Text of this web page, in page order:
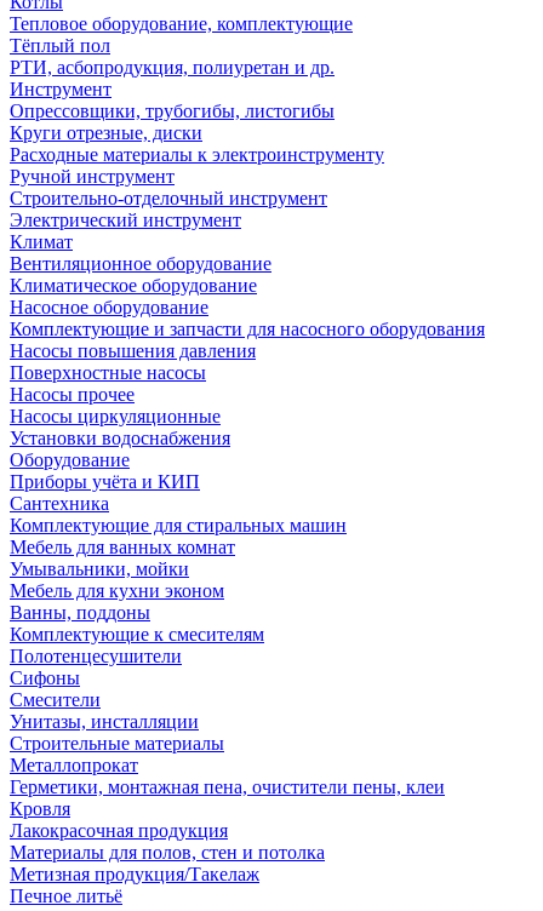
Тепловое оборудование, комплектующие
Тёплый пол
РТИ, асбопродукция, полиуретан и др.
Инструмент
Опрессовщики, трубогибы, листогибы
Круги отрезные, диски
Расходные материалы к электроинструменту
Ручной инструмент
Строительно-отделочный инструмент
Электрический инструмент
Климат
Вентиляционное оборудование
Климатическое оборудование
Насосное оборудование
Комплектующие и запчасти для насосного оборудования
Насосы повышения давления
Поверхностные насосы
Насосы прочее
Насосы циркуляционные
Установки водоснабжения
Оборудование
Приборы учёта и КИП
Сантехника
Комплектующие для стиральных машин
Мебель для ванных комнат
Умывальники, мойки
Мебель для кухни эконом
Ванны, поддоны
Комплектующие к смесителям
Полотенцесушители
Сифоны
Смесители
Унитазы, инсталляции
Строительные материалы
Металлопрокат
Герметики, монтажная пена, очистители пены, клеи
Кровля
Лакокрасочная продукция
Материалы для полов, стен и потолка
Метизная продукция/Такелаж
Печное литьё